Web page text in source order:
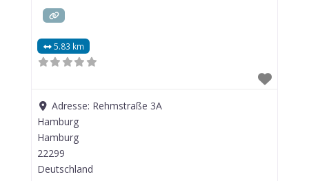
5.83 km
Adresse: Rehmstraße 3A
Hamburg
Hamburg
22299
Deutschland